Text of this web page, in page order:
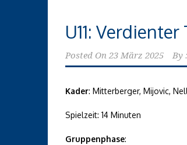
U11:
Posted On 23 März 2025 By :
Kader: Mitterberger, Mijovic,
Spielzeit: 14 Minuten
Gruppenphase: